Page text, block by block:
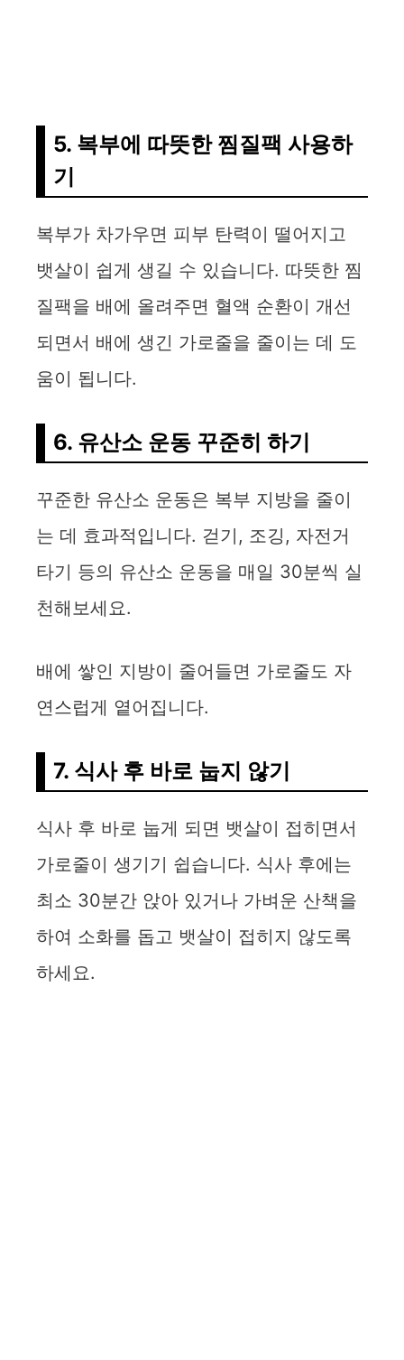
5. 복부에 따뜻한 찜질팩 사용하
기
복부가 차가우면 피부 탄력이 떨어지고
뱃살이 쉽게 생길 수 있습니다. 따뜻한 찜
질팩을 배에 올려주면 혈액 순환이 개선
되면서 배에 생긴 가로줄을 줄이는 데 도
움이 됩니다.
6. 유산소 운동 꾸준히 하기
꾸준한 유산소 운동은 복부 지방을 줄이
는 데 효과적입니다. 걷기, 조깅, 자전거
타기 등의 유산소 운동을 매일 30분씩 실
천해보세요.
배에 쌓인 지방이 줄어들면 가로줄도 자
연스럽게 옅어집니다.
7. 식사 후 바로 눕지 않기
식사 후 바로 눕게 되면 뱃살이 접히면서
가로줄이 생기기 쉽습니다. 식사 후에는
최소 30분간 앉아 있거나 가벼운 산책을
하여 소화를 돕고 뱃살이 접히지 않도록
하세요.